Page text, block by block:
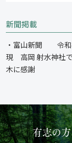
新聞掲載
・富山新聞 令和
現 高岡 射水神社
木に感謝
有志の